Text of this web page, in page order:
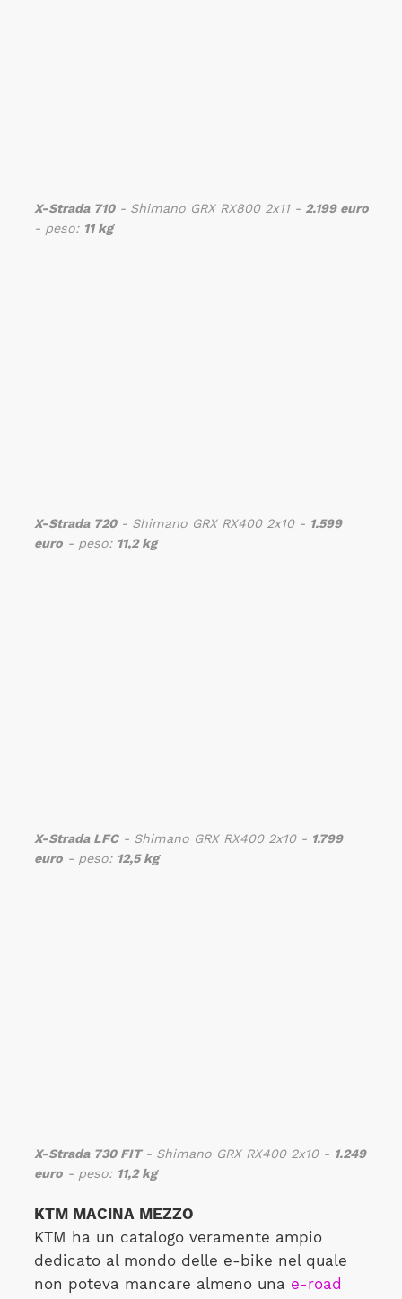
X-Strada 710- Shimano GRX RX800 2x11 - 2.199 euro
- peso: 11 kg
X-Strada 720- Shimano GRX RX400 2x10 - 1.599
euro- peso: 11,2 kg
X-Strada LFC- Shimano GRX RX400 2x10 - 1.799
euro- peso: 12,5 kg
X-Strada 730 FIT- Shimano GRX RX400 2x10 - 1.249
euro- peso: 11,2 kg
KTM MACINA MEZZO
KTM ha un catalogo veramente ampio
dedicato al mondo delle e-bike nel quale
non poteva mancare almeno una e-road